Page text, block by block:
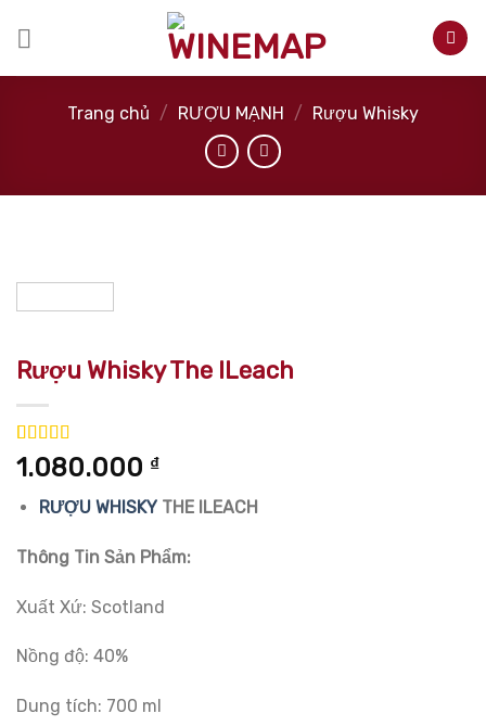
Trang chủ / RƯỢU MẠNH / Rượu Whisky
Rượu Whisky The ILeach
5.00trên 5
dựa trên
2
1.080.000 ₫
RƯỢU WHISKYTHE ILEACH
Thông Tin Sản Phẩm:
Xuất Xứ: Scotland
Nồng độ: 40%
Dung tích: 700 ml